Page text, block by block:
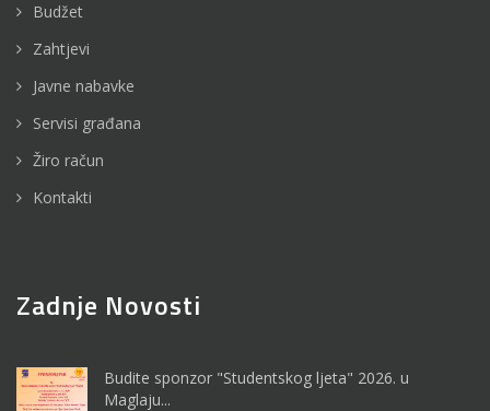
Budžet
Zahtjevi
Javne nabavke
Servisi građana
Žiro račun
Kontakti
Zadnje Novosti
Budite sponzor "Studentskog ljeta" 2026. u
Maglaju...